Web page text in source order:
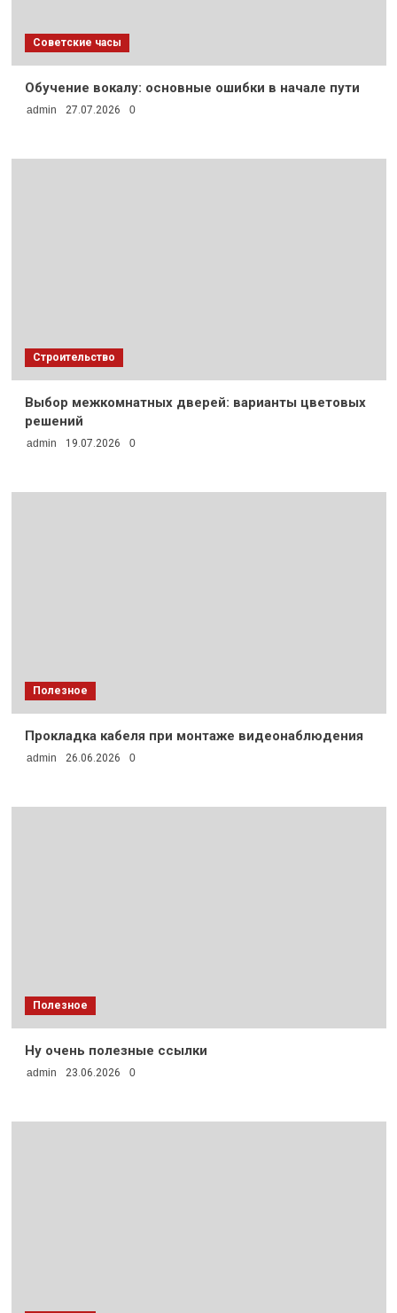
Советские часы
Обучение вокалу: основные ошибки в начале пути
admin 27.07.2026 0
Строительство
Выбор межкомнатных дверей: варианты цветовых
решений
admin 19.07.2026 0
Полезное
Прокладка кабеля при монтаже видеонаблюдения
admin 26.06.2026 0
Полезное
Ну очень полезные ссылки
admin 23.06.2026 0